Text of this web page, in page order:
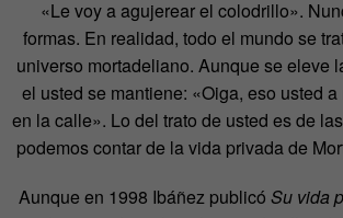
«Le voy a agujerear el colodrillo».
formas. En realidad, todo el mundo se
universo mortadeliano. Aunque se eleve
el usted se mantiene: «Oiga, eso usted
en la calle». Lo del trato de usted es de
podemos contar de la vida privada de
Aunque en 1998 Ibáñez publicó Su vida